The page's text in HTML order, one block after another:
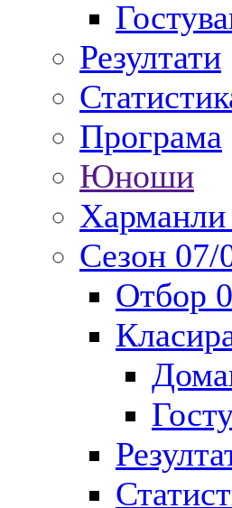
Резултати
Програма
Юноши
Харманли
Сезон 07/
Отбор